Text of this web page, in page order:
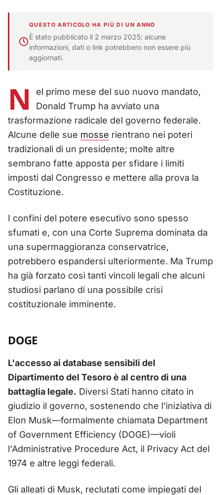
QUESTO ARTICOLO HA PIÙ DI UN ANNO
È stato pubblicato il 2 marzo 2025: alcune
informazioni, dati o link potrebbero non essere più
aggiornati.
N
el primo mese del suo nuovo mandato,
Donald Trump ha avviato una
trasformazione radicale del governo federale.
Alcune delle sue mosse rientrano nei poteri
tradizionali di un presidente; molte altre
sembrano fatte apposta per sfidare i limiti
imposti dal Congresso e mettere alla prova la
Costituzione.
I confini del potere esecutivo sono spesso
sfumati e, con una Corte Suprema dominata da
una supermaggioranza conservatrice,
potrebbero espandersi ulteriormente. Ma Trump
ha già forzato così tanti vincoli legali che alcuni
studiosi parlano di una possibile crisi
costituzionale imminente.
DOGE
L'accesso ai database sensibili del
Dipartimento del Tesoro è al centro di una
battaglia legale. Diversi Stati hanno citato in
giudizio il governo, sostenendo che l'iniziativa di
Elon Musk—formalmente chiamata Department
of Government Efficiency (DOGE)—violi
l'Administrative Procedure Act, il Privacy Act del
1974 e altre leggi federali.
Gli alleati di Musk, reclutati come impiegati del